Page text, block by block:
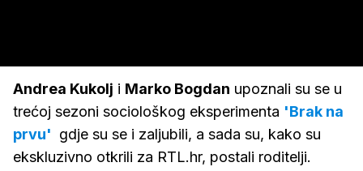
Andrea Kukolj i Marko Bogdan upoznali su se u
trećoj sezoni sociološkog eksperimenta 'Brak na
prvu' gdje su se i zaljubili, a sada su, kako su
ekskluzivno otkrili za RTL.hr, postali roditelji.